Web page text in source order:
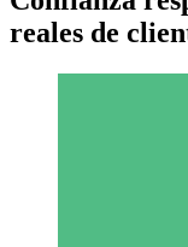
reales de